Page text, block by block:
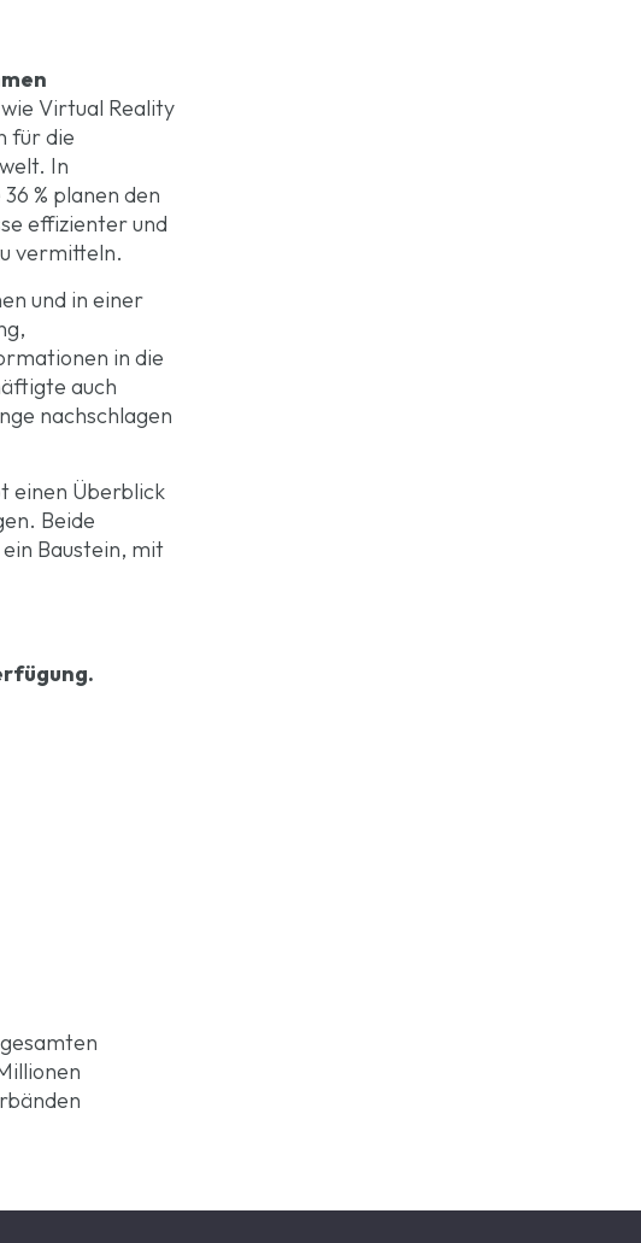
Virtual Reality
für die
In
% planen den
effizienter und
vermitteln.
und in einer
in die
auch
nachschlagen
einen Überblick
Beide
Baustein, mit